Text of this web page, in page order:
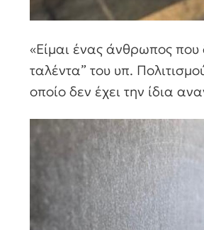
«Είμαι ένας άνθρωπος που
ταλέντα” του υπ.
οποίο δεν έχει την ίδια